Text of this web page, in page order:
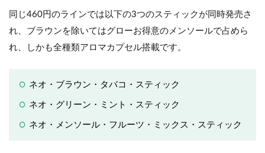
同じ460円のラインでは以下の3つのスティックが同時発売さ
れ、ブラウンを除いてはグローお得意のメンソールで占めら
れ、しかも全種類アロマカプセル搭載です。
ネオ・ブラウン・タバコ・スティック
ネオ・グリーン・ミント・スティック
ネオ・メンソール・フルーツ・ミックス・スティック